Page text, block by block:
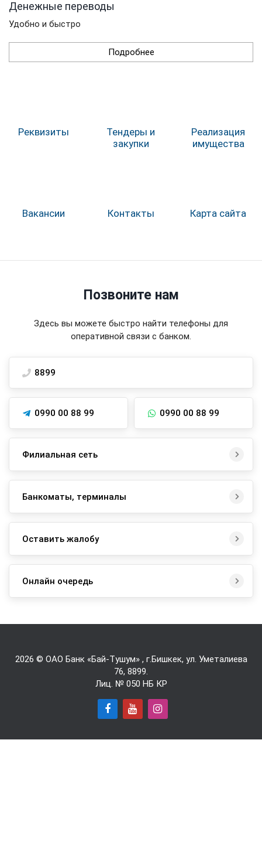
Денежные переводы
Удобно и быстро
Подробнее
Реквизиты
Тендеры и
закупки
Реализация
имущества
Вакансии Контакты Карта сайта
Позвоните нам
Здесь вы можете быстро найти телефоны для
оперативной связи с банком.
8899
0990 00 88 99 0990 00 88 99
Филиальная сеть
Банкоматы, терминалы
Оставить жалобу
Онлайн очередь
2026 © ОАО Банк «Бай-Tушум» , г.Бишкек, ул. Уметалиева
76, 8899.
Лиц. № 050 НБ КР